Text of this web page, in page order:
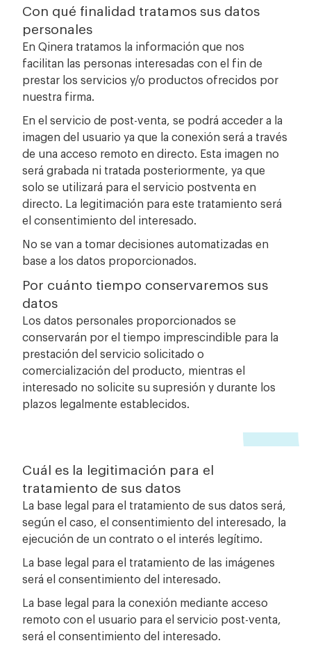
Con qué finalidad tratamos sus datos
personales
En Qinera tratamos la información que nos
facilitan las personas interesadas con el fin de
prestar los servicios y/o productos ofrecidos por
nuestra firma.
En el servicio de post-venta, se podrá acceder a la
imagen del usuario ya que la conexión será a través
de una acceso remoto en directo. Esta imagen no
será grabada ni tratada posteriormente, ya que
solo se utilizará para el servicio postventa en
directo. La legitimación para este tratamiento será
el consentimiento del interesado.
No se van a tomar decisiones automatizadas en
base a los datos proporcionados.
Por cuánto tiempo conservaremos sus
datos
Los datos personales proporcionados se
conservarán por el tiempo imprescindible para la
prestación del servicio solicitado o
comercialización del producto, mientras el
interesado no solicite su supresión y durante los
plazos legalmente establecidos.
Cuál es la legitimación para el
tratamiento de sus datos
La base legal para el tratamiento de sus datos será,
según el caso, el consentimiento del interesado, la
ejecución de un contrato o el interés legítimo.
La base legal para el tratamiento de las imágenes
será el consentimiento del interesado.
La base legal para la conexión mediante acceso
remoto con el usuario para el servicio post-venta,
será el consentimiento del interesado.